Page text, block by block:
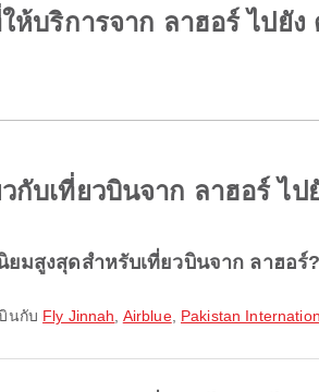
ห้บริการจาก ลาฮอร์ ไปยัง
กับเที่ยวบินจาก ลาฮอร์ ไป
มสูงสุดสำหรับเที่ยวบินจาก ลาฮอร์?
นกับ Fly Jinnah Airblue, Pakistan